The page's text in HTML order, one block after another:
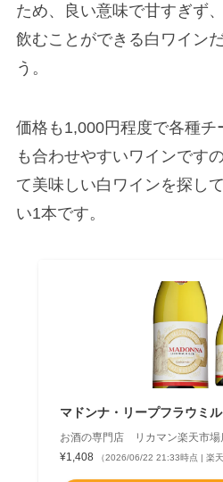
ため、良い意味で甘すぎず
飲むことができる白ワイン
う。
価格も1,000円程度で各種チ
も合わせやすいワインです
て美味しい白ワインを探し
い1本です。
マドンナ・リープフラウミ
お酒の専門店 リカマン楽天市場
¥1,408
（2026/06/22 21:33時点 | 楽天